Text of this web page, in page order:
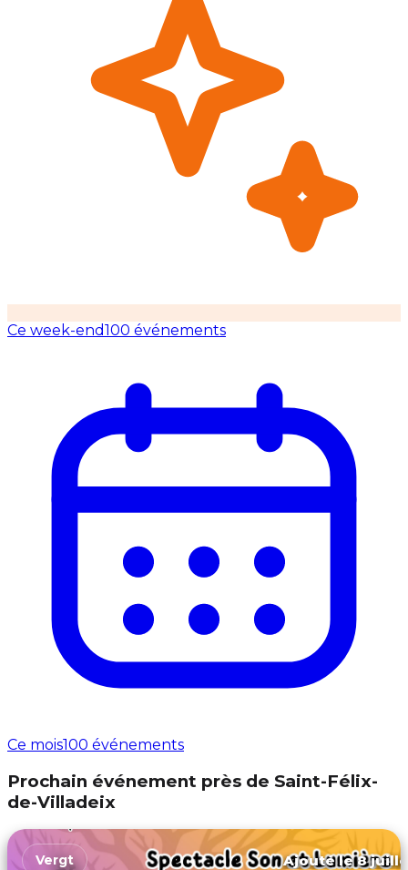
Ce week-end100 événements
Ce mois100 événements
Prochain événement près de Saint-Félix-
de-Villadeix
Vergt Ajouté le 8